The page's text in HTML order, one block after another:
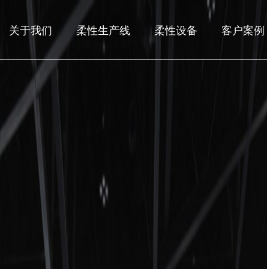
关于我们 柔性生产线 柔性设备 客户案例